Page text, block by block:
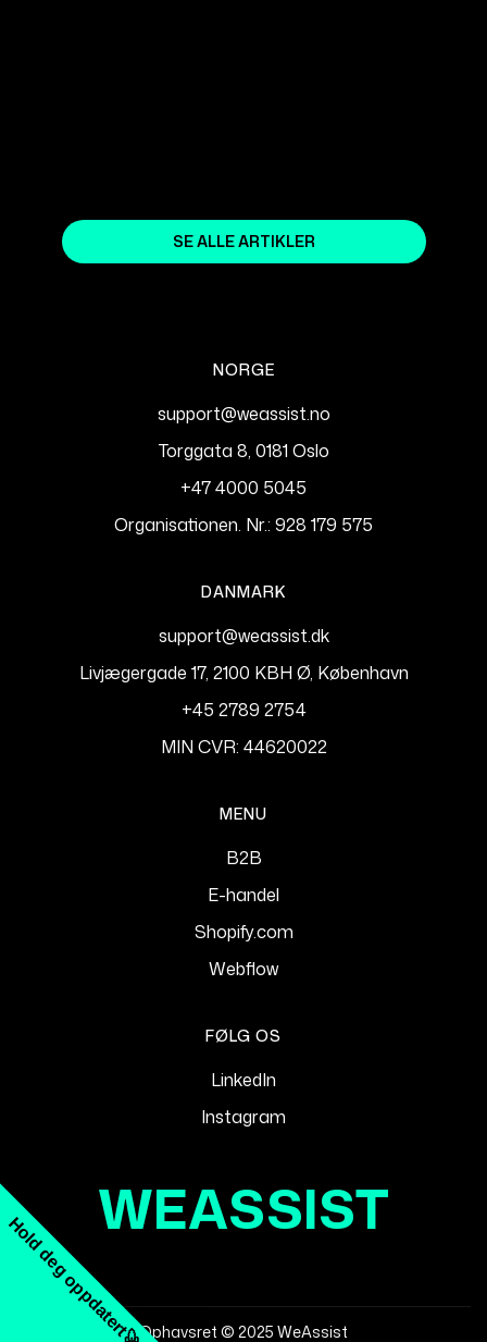
SE ALLE ARTIKLER
NORGE
support@weassist.no
Torggata 8, 0181 Oslo
+47 4000 5045
Organisationen. Nr.: 928 179 575
DANMARK
support@weassist.dk
Livjægergade 17, 2100 KBH Ø, København
+45 2789 2754
MIN CVR: 44620022
MENU
B2B
E-handel
Shopify.com
Webflow
FØLG OS
LinkedIn
Instagram
WEASSIST
Ophavsret © 2025 WeAssist
Hold deg oppdatert